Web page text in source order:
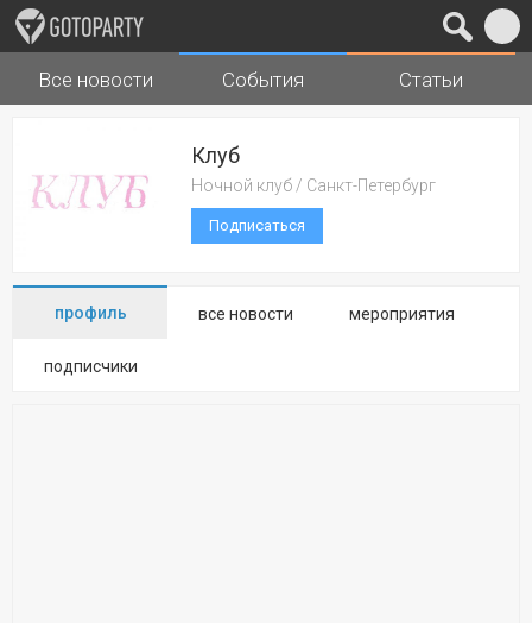
Города Музыка
Все новости События Статьи
Клуб
Ночной клуб / Санкт-Петербург
Подписаться
профиль все новости мероприятия
подписчики